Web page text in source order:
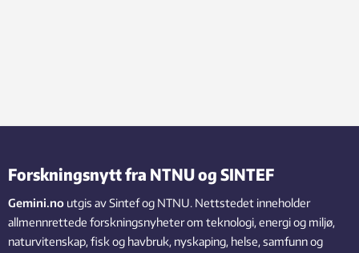
Forskningsnytt fra NTNU og SINTEF
Gemini.no utgis av Sintef og NTNU. Nettstedet inneholder
allmennrettede forskningsnyheter om teknologi, energi og miljø,
naturvitenskap, fisk og havbruk, nyskaping, helse, samfunn og